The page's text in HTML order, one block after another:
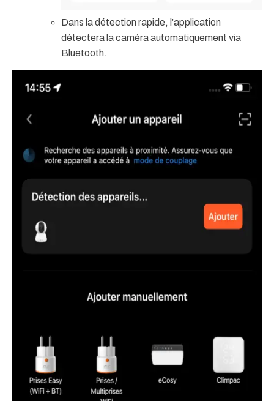
Dans la détection rapide, l’application
détectera la caméra automatiquement via
Bluetooth.